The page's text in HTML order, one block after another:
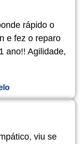
rápido o
e fez o reparo
ano!! Agilidade,
viu se